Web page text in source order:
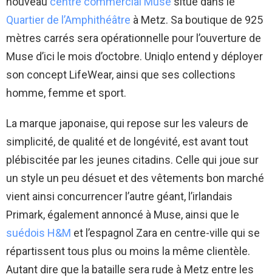
Quartier de l’Amphithéâtre à Metz. Sa boutique de 925
mètres carrés sera opérationnelle pour l’ouverture de
Muse d’ici le mois d’octobre. Uniqlo entend y déployer
son concept LifeWear, ainsi que ses collections
homme, femme et sport.
La marque japonaise, qui repose sur les valeurs de
simplicité, de qualité et de longévité, est avant tout
plébiscitée par les jeunes citadins. Celle qui joue sur
un style un peu désuet et des vêtements bon marché
vient ainsi concurrencer l’autre géant, l’irlandais
Primark, également annoncé à Muse, ainsi que le
suédois H&M et l’espagnol Zara en centre-ville qui se
répartissent tous plus ou moins la même clientèle.
Autant dire que la bataille sera rude à Metz entre les